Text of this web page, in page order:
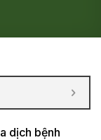
dịch bệnh